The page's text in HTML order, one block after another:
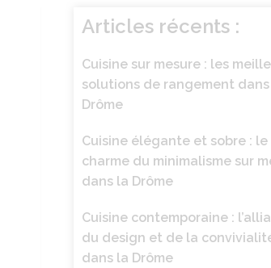
Articles récents :
Cuisine sur mesure : les
solutions de rangement
Drôme
Cuisine élégante et sobre : le
charme du minimalisme sur
dans la Drôme
Cuisine contemporaine :
du design et de la
dans la Drôme